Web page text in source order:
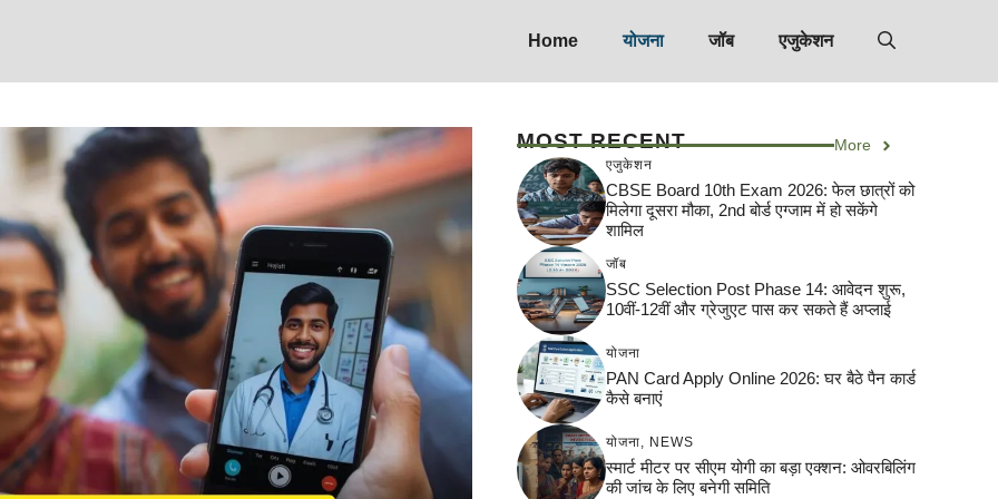
Home योजना जॉब एजुकेशन
MOST RECENT More
एजुकेशन
CBSE Board 10th Exam 2026: फेल छात्रों को
मिलेगा दूसरा मौका, 2nd बोर्ड एग्जाम में हो सकेंगे
शामिल
जॉब
SSC Selection Post Phase 14: आवेदन शुरू,
10वीं-12वीं और ग्रेजुएट पास कर सकते हैं अप्लाई
योजना
PAN Card Apply Online 2026: घर बैठे पैन कार्ड
कैसे बनाएं
योजना NEWS
स्मार्ट मीटर पर सीएम योगी का बड़ा एक्शन: ओवरबिलिंग
की जांच के लिए बनेगी समिति